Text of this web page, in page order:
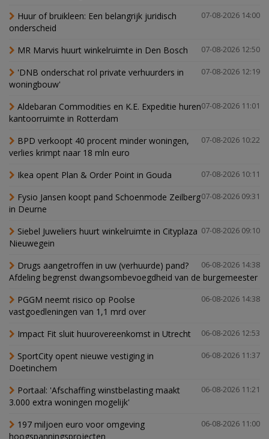
07-08-2026 14:00
Huur of bruikleen: Een belangrijk juridisch
onderscheid
07-08-2026 12:50
MR Marvis huurt winkelruimte in Den Bosch
07-08-2026 12:19
'DNB onderschat rol private verhuurders in
woningbouw'
07-08-2026 11:01
Aldebaran Commodities en K.E. Expeditie huren
kantoorruimte in Rotterdam
07-08-2026 10:22
BPD verkoopt 40 procent minder woningen,
verlies krimpt naar 18 mln euro
07-08-2026 10:11
Ikea opent Plan & Order Point in Gouda
07-08-2026 09:31
Fysio Jansen koopt pand Schoenmode Zeilberg
in Deurne
07-08-2026 09:10
Siebel Juweliers huurt winkelruimte in Cityplaza
Nieuwegein
06-08-2026 14:38
Drugs aangetroffen in uw (verhuurde) pand?
Afdeling begrenst dwangsombevoegdheid van de burgemeester
06-08-2026 14:38
PGGM neemt risico op Poolse
vastgoedleningen van 1,1 mrd over
06-08-2026 12:53
Impact Fit sluit huurovereenkomst in Utrecht
06-08-2026 11:37
SportCity opent nieuwe vestiging in
Doetinchem
06-08-2026 11:21
Portaal: 'Afschaffing winstbelasting maakt
3.000 extra woningen mogelijk'
06-08-2026 11:00
197 miljoen euro voor omgeving
hoogspanningsprojecten